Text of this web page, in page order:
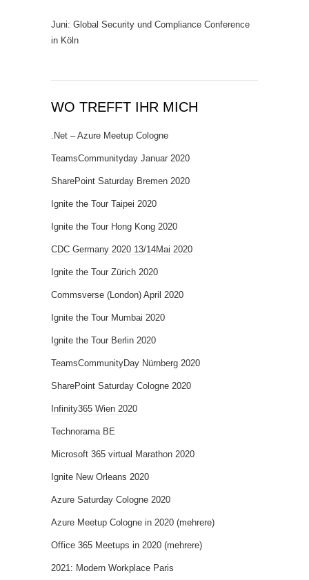
Juni: Global Security und Compliance Conference
in Köln
WO TREFFT IHR MICH
.Net – Azure Meetup Cologne
TeamsCommunityday Januar 2020
SharePoint Saturday Bremen 2020
Ignite the Tour Taipei 2020
Ignite the Tour Hong Kong 2020
CDC Germany 2020 13/14Mai 2020
Ignite the Tour Zürich 2020
Commsverse (London) April 2020
Ignite the Tour Mumbai 2020
Ignite the Tour Berlin 2020
TeamsCommunityDay Nürnberg 2020
SharePoint Saturday Cologne 2020
Infinity365 Wien 2020
Technorama BE
Microsoft 365 virtual Marathon 2020
Ignite New Orleans 2020
Azure Saturday Cologne 2020
Azure Meetup Cologne in 2020 (mehrere)
Office 365 Meetups in 2020 (mehrere)
2021: Modern Workplace Paris